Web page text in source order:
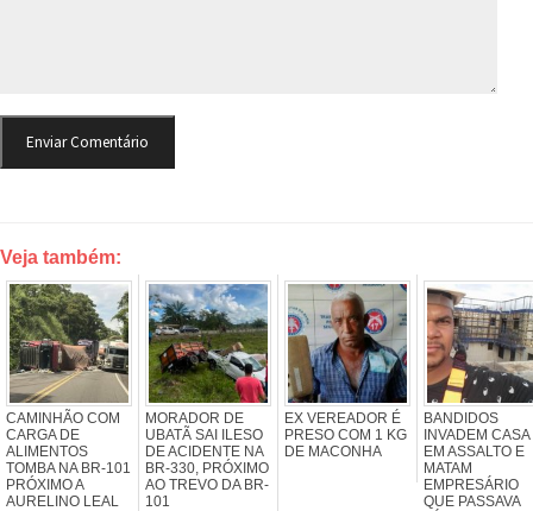
Veja também:
CAMINHÃO COM
CARGA DE
ALIMENTOS
TOMBA NA BR-101
PRÓXIMO A
AURELINO LEAL
MORADOR DE
UBATÃ SAI ILESO
DE ACIDENTE NA
BR-330, PRÓXIMO
AO TREVO DA BR-
101
EX VEREADOR É
PRESO COM 1 KG
DE MACONHA
BANDIDOS
INVADEM CASA
EM ASSALTO E
MATAM
EMPRESÁRIO
QUE PASSAVA